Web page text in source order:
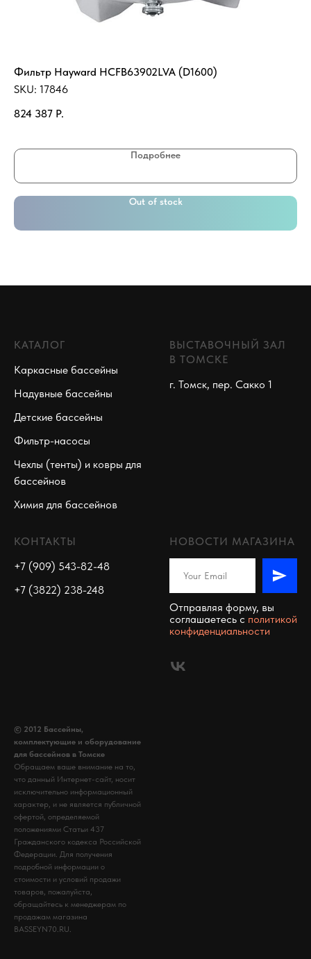
Фильтр Hayward HCFB63902LVA (D1600)
SKU: 17846
824 387 Р.
Подробнее
Out of stock
КАТАЛОГ
Каркасные бассейны
Надувные бассейны
Детские бассейны
Фильтр-насосы
Чехлы (тенты) и ковры для
бассейнов
Химия для бассейнов
ВЫСТАВОЧНЫЙ ЗАЛ
В ТОМСКЕ
г. Томск, пер. Сакко 1
КОНТАКТЫ
+7 (909) 543-82-48
+7 (3822) 238-248
НОВОСТИ МАГАЗИНА
Отправляя форму, вы
соглашаетесь c политикой
конфиденциальности
© 2012 Бассейны,
комплектующие и оборудование
для бассейнов в Томске
Обращаем ваше внимание на то,
что данный Интернет-сайт, носит
исключительно информационный
характер, и не является публичной
офертой, определяемой
положениями Статьи 437
Гражданского кодекса Российской
Федерации. Для получения
подробной информации о
стоимости и условий продажи
товаров, пожалуйста,
обращайтесь к менеджерам по
продажам магазина
BASSEYN70.RU.